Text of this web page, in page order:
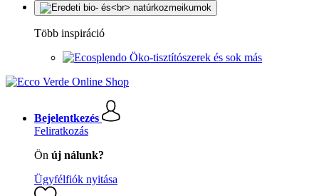
Több inspiráció
Öko-tisztítószerek és sok más
Bejelentkezés
Feliratkozás
Ön új nálunk?
Ügyfélfiók nyitása